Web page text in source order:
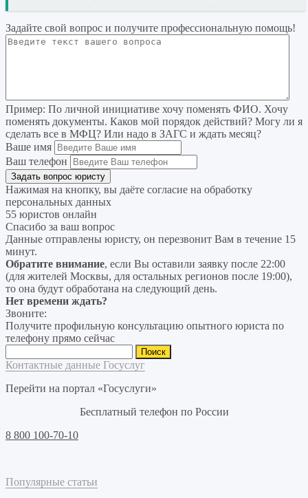
Задайте свой вопрос и получите профессиональную помощь!
Пример: По личной инициативе хочу поменять ФИО. Хочу
поменять документы. Каков мой порядок действий? Могу ли я
сделать все в МФЦ? Или надо в ЗАГС и ждать месяц?
Ваше имя
Ваш телефон
Нажимая на кнопку, вы даёте согласие на обработку
персональных данных
55 юристов онлайн
Спасибо за ваш вопрос
Данные отправлены юристу, он перезвонит Вам в течение 15
минут.
Обратите внимание, если Вы оставили заявку после 22:00
(для жителей Москвы, для остальных регионов после 19:00),
то она будут обработана на следующий день.
Нет времени ждать?
Звоните:
Получите профильную консультацию опытного юриста по
телефону прямо сейчас
Контактные данные Госуслуг
Перейти на портал «Госуслуги»
Бесплатный телефон по России
8 800 100-70-10
Популярные статьи